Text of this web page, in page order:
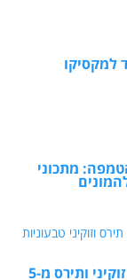
למקסיקו
מתכוני
לביבות זוקיני ותירס מ-5